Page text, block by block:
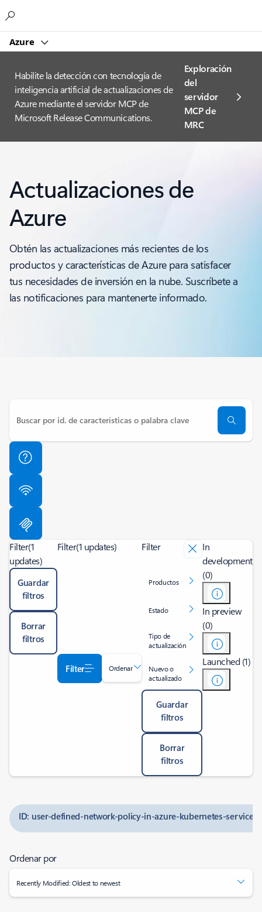
Azure
Habilite la detección con tecnología de
inteligencia artificial de actualizaciones de
Azure mediante el servidor MCP de
Microsoft Release Communications.
Exploración
del
servidor
MCP de
MRC
Actualizaciones de
Azure
Obtén las actualizaciones más recientes de los
productos y características de Azure para satisfacer
tus necesidades de inversión en la nube. Suscríbete a
las notificaciones para mantenerte informado.
Filter(1
updates)
Guardar
filtros
Borrar
filtros
Filter(1 updates)
Filter Ordenar
Filter
Productos
Estado
Tipo de
actualización
Nuevo o
actualizado
Guardar
filtros
Borrar
filtros
In
development
(0)
In preview
(0)
Launched (1)
ID: user-defined-network-policy-in-azure-kubernetes-service-
Ordenar por
Recently Modified: Oldest to newest